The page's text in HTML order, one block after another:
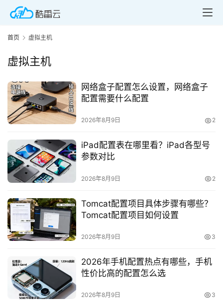
首
首页 虚拟主机
虚拟主机
网络盒子配置怎么设置，网络盒子
配置需要什么配置
2026年8月9日 2
iPad配置表在哪里看？iPad各型号
参数对比
2026年8月9日 2
Tomcat配置项目具体步骤有哪些？
Tomcat配置项目如何设置
2026年8月9日 3
2026年手机配置热点有哪些，手机
性价比高的配置怎么选
2026年8月9日 3